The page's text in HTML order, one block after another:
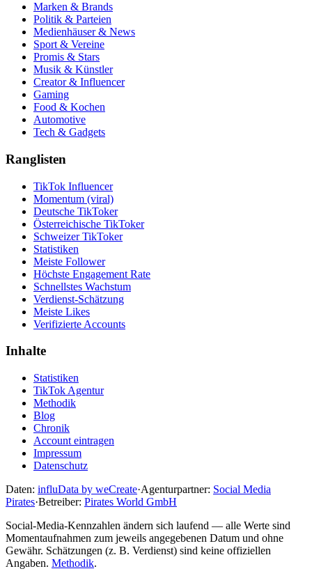
Marken & Brands
Politik & Parteien
Medienhäuser & News
Sport & Vereine
Promis & Stars
Musik & Künstler
Creator & Influencer
Gaming
Food & Kochen
Automotive
Tech & Gadgets
Ranglisten
TikTok Influencer
Momentum (viral)
Deutsche TikToker
Österreichische TikToker
Schweizer TikToker
Statistiken
Meiste Follower
Höchste Engagement Rate
Schnellstes Wachstum
Verdienst-Schätzung
Meiste Likes
Verifizierte Accounts
Inhalte
Statistiken
TikTok Agentur
Methodik
Blog
Chronik
Account eintragen
Impressum
Datenschutz
Daten: influData by weCreate·Agenturpartner: Social Media
Pirates·Betreiber: Pirates World GmbH
Social-Media-Kennzahlen ändern sich laufend — alle Werte sind
Momentaufnahmen zum jeweils angegebenen Datum und ohne
Gewähr. Schätzungen (z. B. Verdienst) sind keine offiziellen
Angaben. Methodik.